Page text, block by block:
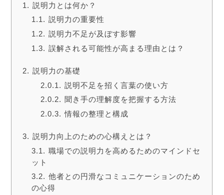
説明力とは何か？
説明力の重要性
説明力不足が及ぼす影響
誤解される可能性が高まる理由とは？
説明力の基礎
説明不足を招く言葉の使い方
聞き手の理解度を把握する方法
情報の整理と構成
説明力向上のための心構えとは？
職場での説明力を高めるためのマインドセ
ット
他者との円滑なコミュニケーションのため
の心得